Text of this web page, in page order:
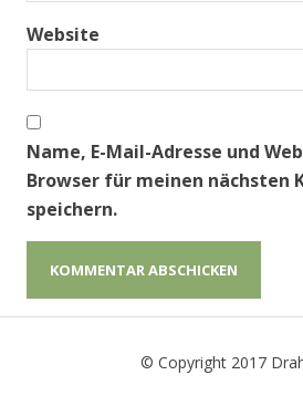
Website
Name, E-Mail-Adresse und
Browser für meinen nächsten
speichern.
© Copyright 2017